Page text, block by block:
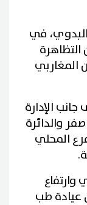
في
التظاهرة
36 للمهرجان المغاربي
الإدارة
والدائرة
المحلي
وارتفاع
80 آخرين من عيادة طب